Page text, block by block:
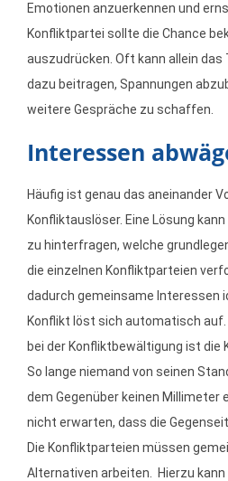
Emotionen anzuerkennen und
Konfliktpartei sollte die Chance
auszudrücken. Oft kann allein das
dazu beitragen, Spannungen
weitere Gespräche zu schaffen.
Interessen
Häufig ist genau das aneinander
Konfliktauslöser. Eine Lösung
zu hinterfragen, welche
die einzelnen Konfliktparteien
dadurch gemeinsame Interessen
Konflikt löst sich automatisch
bei der Konfliktbewältigung ist
So lange niemand von seinen
dem Gegenüber keinen
nicht erwarten, dass die
Die Konfliktparteien müssen
Alternativen arbeiten.
Hierzu